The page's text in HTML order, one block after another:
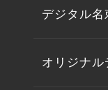
デジタル名
オリジナル